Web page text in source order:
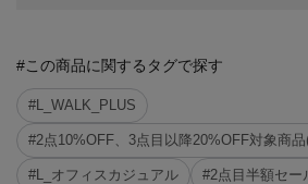
#この商品に関するタグで探す
#L_WALK_PLUS
#2点10%OFF、3点目以降20%OFF対象商
#L_オフィスカジュアル #2点目半額セー